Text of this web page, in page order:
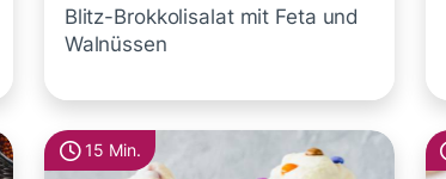
Blitz-Brokkolisalat mit Feta und
Walnüssen
15 Min.